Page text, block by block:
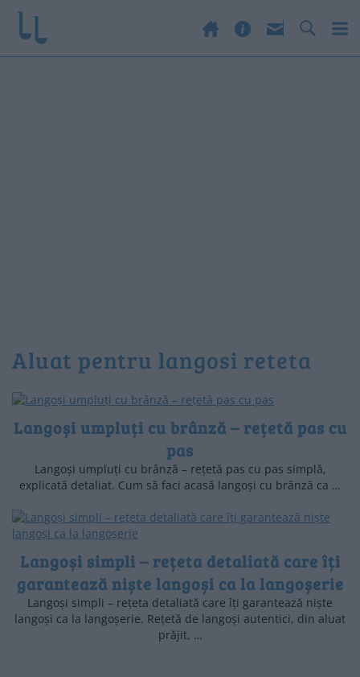
aluat pentru langosi reteta
Langoși umpluți cu brânză – rețetă pas cu
pas
Langoși umpluți cu brânză – rețetă pas cu pas simplă,
explicată detaliat. Cum să faci acasă langoși cu brânză ca …
Langoși simpli – rețeta detaliată care îți
garantează niște langoși ca la langoșerie
Langoși simpli – rețeta detaliată care îți garantează niște
langoși ca la langoșerie. Rețetă de langoși autentici, din aluat
prăjit, …